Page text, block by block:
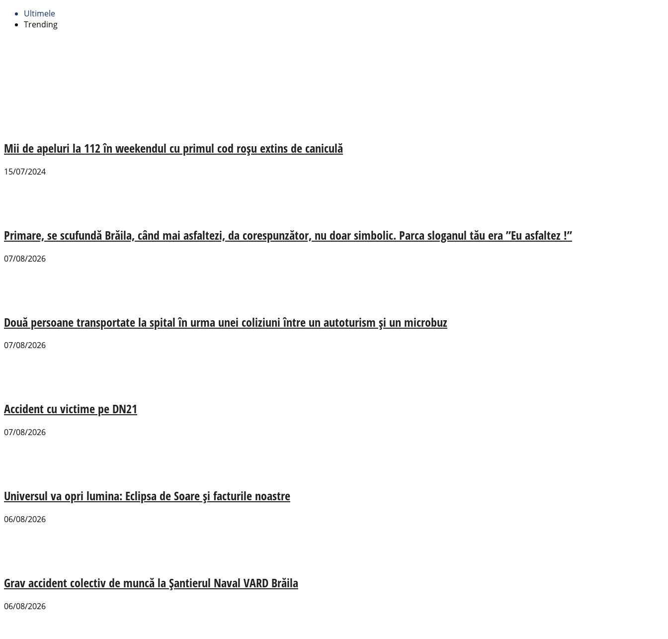
Ultimele
Trending
Mii de apeluri la 112 în weekendul cu primul cod roșu extins de caniculă
15/07/2024
Primare, se scufundă Brăila, când mai asfaltezi, da corespunzător, nu doar simbolic. Parca sloganul tău era ”Eu asfaltez !”
07/08/2026
Două persoane transportate la spital în urma unei coliziuni între un autoturism și un microbuz
07/08/2026
Accident cu victime pe DN21
07/08/2026
Universul va opri lumina: Eclipsa de Soare și facturile noastre
06/08/2026
Grav accident colectiv de muncă la Șantierul Naval VARD Brăila
06/08/2026